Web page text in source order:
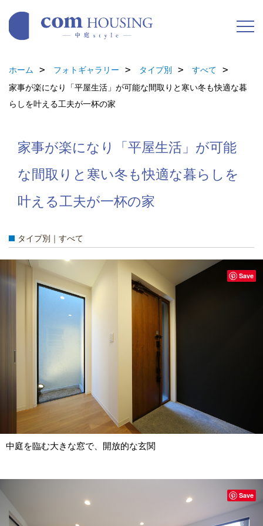
ホーム フォトギャラリー タイプ別
すべて
家事が楽になり「平屋生活」が可能な間取りと寒い冬も快適な暮
らしを叶える工夫が一杯の家
家事が楽になり「平屋生活」が可能
な間取りと寒い冬も快適な暮らしを
叶える工夫が一杯の家
タイプ別｜すべて
中庭を臨む大きな窓で、開放的な玄関
Save
Save